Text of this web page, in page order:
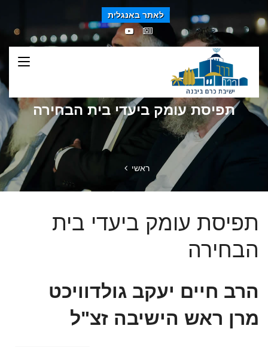
לאתר באנגלית
תפיסת עומק ביעדי בית הבחירה
ראשי
תפיסת עומק ביעדי בית
הבחירה
הרב חיים יעקב גולדוויכט
מרן ראש הישיבה זצ"ל